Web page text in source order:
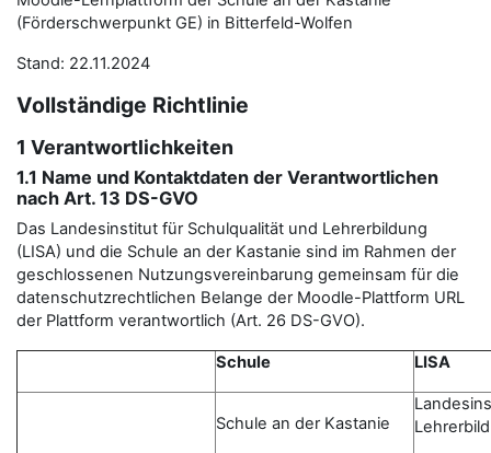
(Förderschwerpunkt GE) in Bitterfeld-Wolfen
Stand: 22.11.2024
Vollständige Richtlinie
1 Verantwortlichkeiten
1.1 Name und Kontaktdaten der Verantwortlichen
nach Art. 13 DS-GVO
Das Landesinstitut für Schulqualität und Lehrerbildung
(LISA) und die Schule an der Kastanie sind im Rahmen der
geschlossenen Nutzungsvereinbarung gemeinsam für die
datenschutzrechtlichen Belange der Moodle-Plattform URL
der Plattform verantwortlich (Art. 26 DS-GVO).
Schule LISA
Schule an der Kastanie